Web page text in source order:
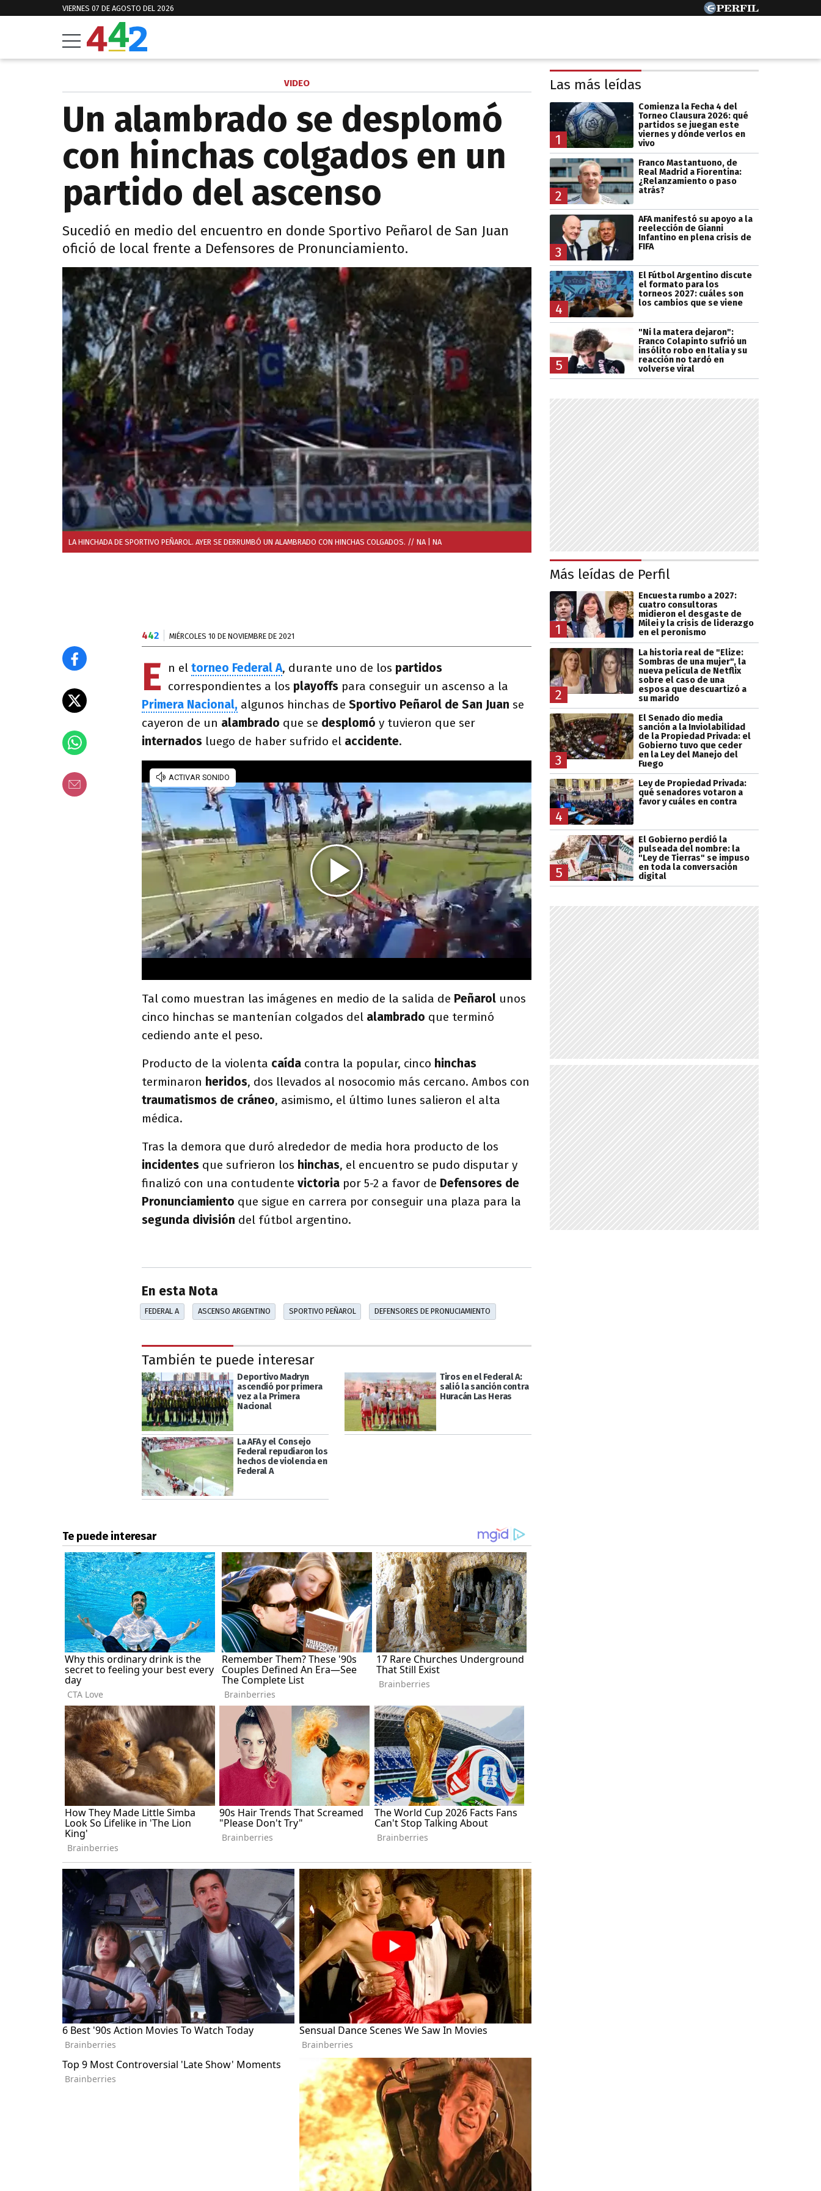
VIERNES 07 DE AGOSTO DEL 2026
VIDEO
Un alambrado se desplomó
con hinchas colgados en un
partido del ascenso
Sucedió en medio del encuentro en donde Sportivo Peñarol de San Juan
ofició de local frente a Defensores de Pronunciamiento.
LA HINCHADA DE SPORTIVO PEÑAROL. AYER SE DERRUMBÓ UN ALAMBRADO CON HINCHAS COLGADOS. // NA | NA
442 MIÉRCOLES 10 DE NOVIEMBRE DE 2021
E n el torneo Federal A, durante uno de los partidos
correspondientes a los playoffs para conseguir un ascenso a la
Primera Nacional, algunos hinchas de Sportivo Peñarol de San Juan se
cayeron de un alambrado que se desplomó y tuvieron que ser
internados luego de haber sufrido el accidente.
Tal como muestran las imágenes en medio de la salida de Peñarol unos
cinco hinchas se mantenían colgados del alambrado que terminó
cediendo ante el peso.
Producto de la violenta caída contra la popular, cinco hinchas
terminaron heridos, dos llevados al nosocomio más cercano. Ambos con
traumatismos de cráneo, asimismo, el último lunes salieron el alta
médica.
Tras la demora que duró alrededor de media hora producto de los
incidentes que sufrieron los hinchas, el encuentro se pudo disputar y
finalizó con una contudente victoria por 5-2 a favor de Defensores de
Pronunciamiento que sigue en carrera por conseguir una plaza para la
segunda división del fútbol argentino.
En esta Nota
FEDERAL A ASCENSO ARGENTINO SPORTIVO PEÑAROL DEFENSORES DE PRONUCIAMIENTO
También te puede interesar
Deportivo Madryn
ascendió por primera
vez a la Primera
Nacional
Tiros en el Federal A:
salió la sanción contra
Huracán Las Heras
La AFA y el Consejo
Federal repudiaron los
hechos de violencia en
Federal A
Las más leídas
1
Comienza la Fecha 4 del
Torneo Clausura 2026: qué
partidos se juegan este
viernes y dónde verlos en
vivo
2
Franco Mastantuono, de
Real Madrid a Fiorentina:
¿Relanzamiento o paso
atrás?
3
AFA manifestó su apoyo a la
reelección de Gianni
Infantino en plena crisis de
FIFA
4
El Fútbol Argentino discute
el formato para los
torneos 2027: cuáles son
los cambios que se viene
5
"Ni la matera dejaron":
Franco Colapinto sufrió un
insólito robo en Italia y su
reacción no tardó en
volverse viral
Más leídas de Perfil
1
Encuesta rumbo a 2027:
cuatro consultoras
midieron el desgaste de
Milei y la crisis de liderazgo
en el peronismo
2
La historia real de "Elize:
Sombras de una mujer", la
nueva película de Netflix
sobre el caso de una
esposa que descuartizó a
su marido
3
El Senado dio media
sanción a la Inviolabilidad
de la Propiedad Privada: el
Gobierno tuvo que ceder
en la Ley del Manejo del
Fuego
4
Ley de Propiedad Privada:
qué senadores votaron a
favor y cuáles en contra
5
El Gobierno perdió la
pulseada del nombre: la
"Ley de Tierras" se impuso
en toda la conversación
digital